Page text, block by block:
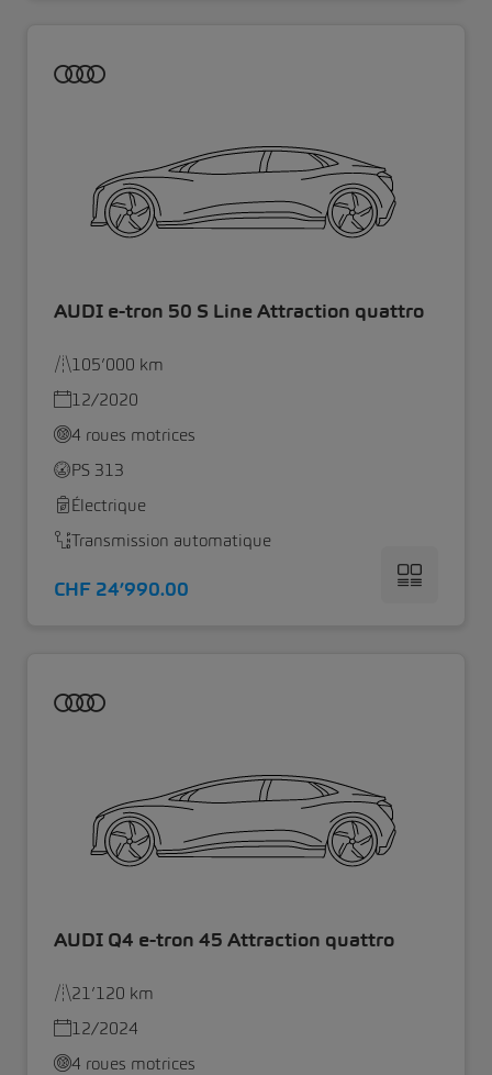
AUDI e-tron 50 S Line Attraction quattro
105’000 km
12/2020
4 roues motrices
PS 313
Électrique
Transmission automatique
CHF 24’990.00
AUDI Q4 e-tron 45 Attraction quattro
21’120 km
12/2024
4 roues motrices